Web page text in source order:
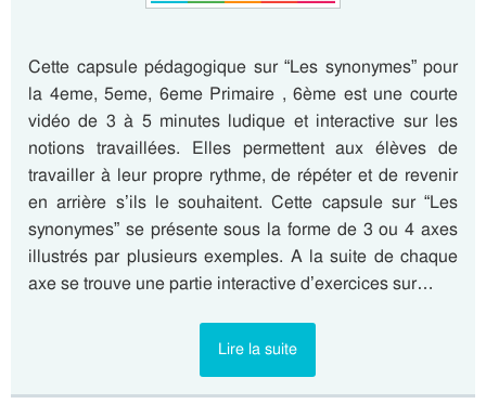
Cette capsule pédagogique sur “Les synonymes” pour
la 4eme, 5eme, 6eme Primaire , 6ème est une courte
vidéo de 3 à 5 minutes ludique et interactive sur les
notions travaillées. Elles permettent aux élèves de
travailler à leur propre rythme, de répéter et de revenir
en arrière s’ils le souhaitent. Cette capsule sur “Les
synonymes” se présente sous la forme de 3 ou 4 axes
illustrés par plusieurs exemples. A la suite de chaque
axe se trouve une partie interactive d’exercices sur…
Lire la suite